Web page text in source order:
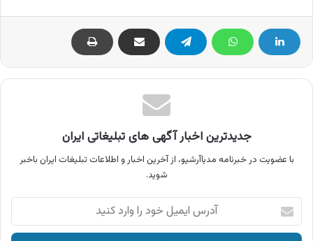
جدیدترین اخبار آگهی های تبلیغاتی ایران
با عضویت در خبرنامه مدیاآرشیو، از آخرین اخبار و اطلاعات تبلیغات ایران باخبر
شوید.
آدرس
ایمیل
خود